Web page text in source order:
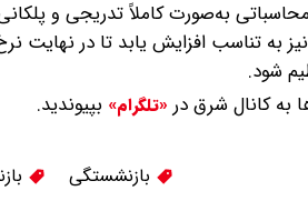
به‌صورت کاملاً تدریجی و
به تناسب افزایش یابد تا در
شود.
به کانال شرق در «تلگرام» بپیوندید.
بازنشستگی